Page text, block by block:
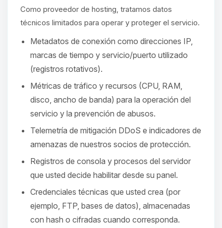
Como proveedor de hosting, tratamos datos
técnicos limitados para operar y proteger el servicio.
Metadatos de conexión como direcciones IP,
marcas de tiempo y servicio/puerto utilizado
(registros rotativos).
Métricas de tráfico y recursos (CPU, RAM,
disco, ancho de banda) para la operación del
servicio y la prevención de abusos.
Telemetría de mitigación DDoS e indicadores de
amenazas de nuestros socios de protección.
Registros de consola y procesos del servidor
que usted decide habilitar desde su panel.
Credenciales técnicas que usted crea (por
ejemplo, FTP, bases de datos), almacenadas
con hash o cifradas cuando corresponda.
asistente de BoxToPlay. Cuentame
que necesitas y moveré mis